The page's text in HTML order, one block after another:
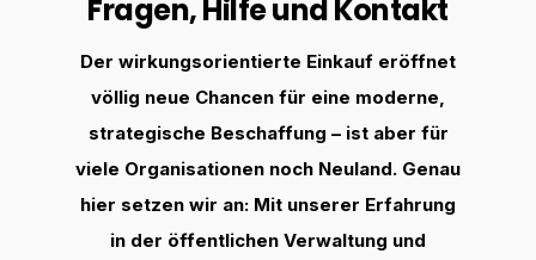
Fragen, Hilfe und Kontakt
Der wirkungsorientierte Einkauf eröffnet
völlig neue Chancen für eine moderne,
strategische Beschaffung – ist aber für
viele Organisationen noch Neuland. Genau
hier setzen wir an: Mit unserer Erfahrung
in der öffentlichen Verwaltung und